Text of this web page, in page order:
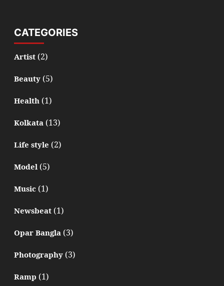
CATEGORIES
Artist(2)
Beauty(5)
Health(1)
Kolkata(13)
Life style (2)
Model(5)
Music(1)
Newsbeat(1)
Opar Bangla(3)
Photography(3)
Ramp (1)